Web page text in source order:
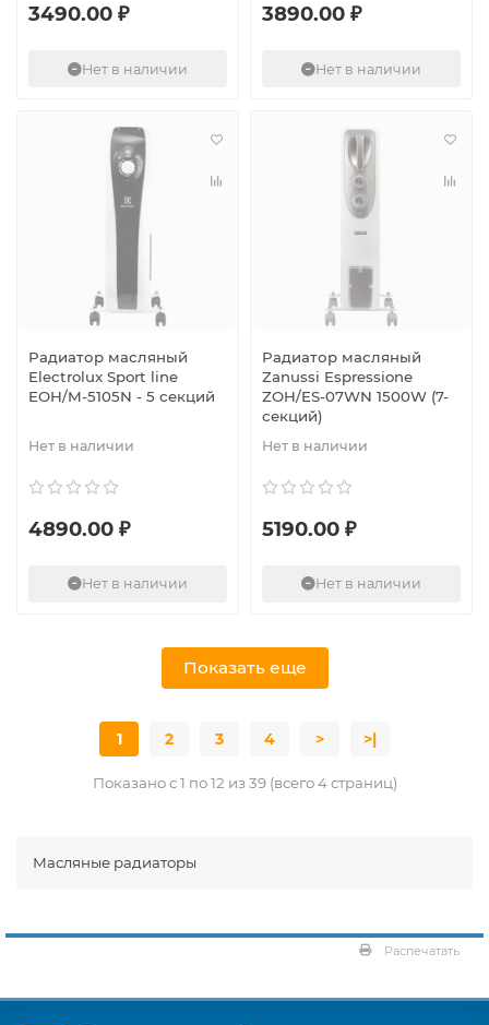
3490.00 ₽
Нет в наличии
3890.00 ₽
Нет в наличии
Радиатор масляный
Electrolux Sport line
EOH/M-5105N - 5 секций
Нет в наличии
4890.00 ₽
Нет в наличии
Радиатор масляный
Zanussi Espressione
ZOH/ES-07WN 1500W (7-
секций)
Нет в наличии
5190.00 ₽
Нет в наличии
Показать еще
1 2 3 4 > >|
Показано с 1 по 12 из 39 (всего 4 страниц)
Масляные радиаторы
Распечатать